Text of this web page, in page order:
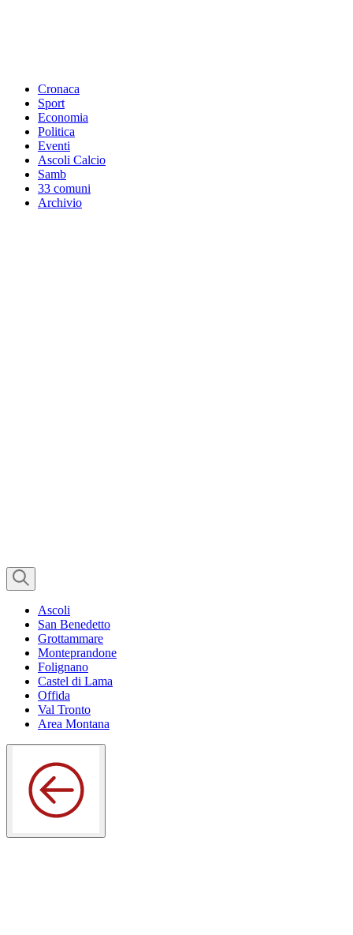
Cronaca
Sport
Economia
Politica
Eventi
Ascoli Calcio
Samb
33 comuni
Archivio
Ascoli
San Benedetto
Grottammare
Monteprandone
Folignano
Castel di Lama
Offida
Val Tronto
Area Montana